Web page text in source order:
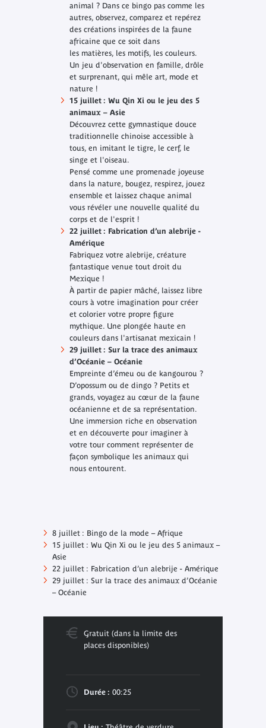
animal ? Dans ce bingo pas comme les
autres, observez, comparez et repérez
des créations inspirées de la faune
africaine que ce soit dans
les matières, les motifs, les couleurs.
Un jeu d'observation en famille, drôle
et surprenant, qui mêle art, mode et
nature !
15 juillet : Wu Qin Xi ou le jeu des 5
animaux – Asie
Découvrez cette gymnastique douce
traditionnelle chinoise accessible à
tous, en imitant le tigre, le cerf, le
singe et l'oiseau.
Pensé comme une promenade joyeuse
dans la nature, bougez, respirez, jouez
ensemble et laissez chaque animal
vous révéler une nouvelle qualité du
corps et de l'esprit !
22 juillet : Fabrication d’un alebrije -
Amérique
Fabriquez votre alebrije, créature
fantastique venue tout droit du
Mexique !
À partir de papier mâché, laissez libre
cours à votre imagination pour créer
et colorier votre propre figure
mythique. Une plongée haute en
couleurs dans l'artisanat mexicain !
29 juillet : Sur la trace des animaux
d’Océanie – Océanie
Empreinte d’émeu ou de kangourou ?
D’opossum ou de dingo ? Petits et
grands, voyagez au cœur de la faune
océanienne et de sa représentation.
Une immersion riche en observation
et en découverte pour imaginer à
votre tour comment représenter de
façon symbolique les animaux qui
nous entourent.
8 juillet : Bingo de la mode – Afrique
15 juillet : Wu Qin Xi ou le jeu des 5 animaux –
Asie
22 juillet : Fabrication d’un alebrije - Amérique
29 juillet : Sur la trace des animaux d’Océanie
– Océanie
Gratuit (dans la limite des
places disponibles)
Durée : 00:25